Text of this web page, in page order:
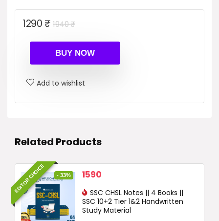
1940₹Original
was:
1940 ₹.
1290 ₹
Current
is:
1290 ₹.
BUY NOW
Add to wishlist
Related Products
EDITOR CHOICE - 33%
Original
was:
2390 ₹.
1590
is:
1590 ₹.
SSC CHSL Notes || 4 Books ||
SSC 10+2 Tier 1&2 Handwritten
Study Material